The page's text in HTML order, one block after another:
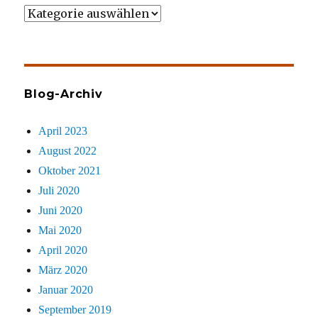
Wer
Blog-Archiv
April 2023
August 2022
Oktober 2021
Juli 2020
Juni 2020
Mai 2020
April 2020
März 2020
Januar 2020
September 2019